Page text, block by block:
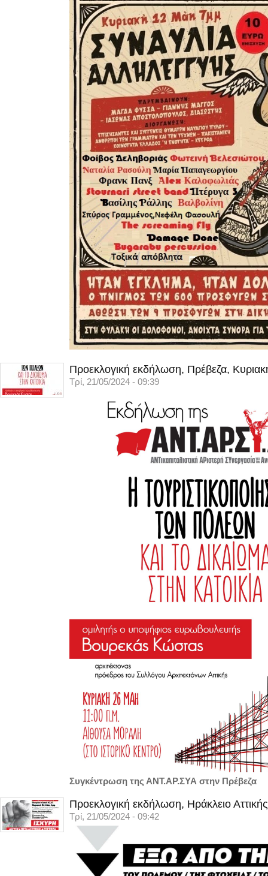
Προεκλογική εκδήλωση, Πρέβεζα,
Τρί, 21/05/2024 - 09:39
Συγκέντρωση της ΑΝΤ.ΑΡ.ΣΥΑ στην Πρέβεζα
Προεκλογική εκδήλωση, Ηράκλειο
Τρί, 21/05/2024 - 09:42